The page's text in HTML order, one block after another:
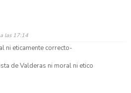
las 17:14
ni eticamente correcto-
de Valderas ni moral ni etico